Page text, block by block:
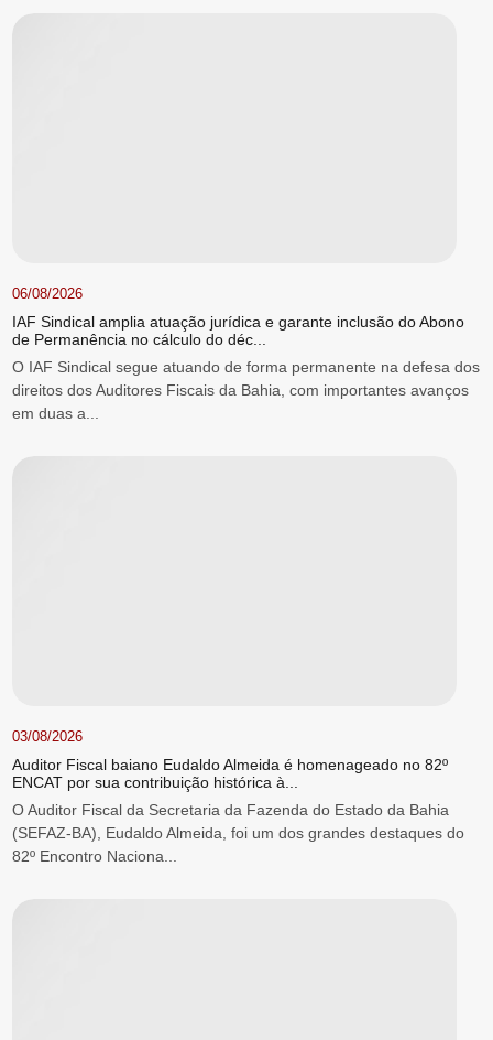
06/08/2026
IAF Sindical amplia atuação jurídica e garante inclusão do Abono
de Permanência no cálculo do déc...
O IAF Sindical segue atuando de forma permanente na defesa dos
direitos dos Auditores Fiscais da Bahia, com importantes avanços
em duas a...
03/08/2026
Auditor Fiscal baiano Eudaldo Almeida é homenageado no 82º
ENCAT por sua contribuição histórica à...
O Auditor Fiscal da Secretaria da Fazenda do Estado da Bahia
(SEFAZ-BA), Eudaldo Almeida, foi um dos grandes destaques do
82º Encontro Naciona...